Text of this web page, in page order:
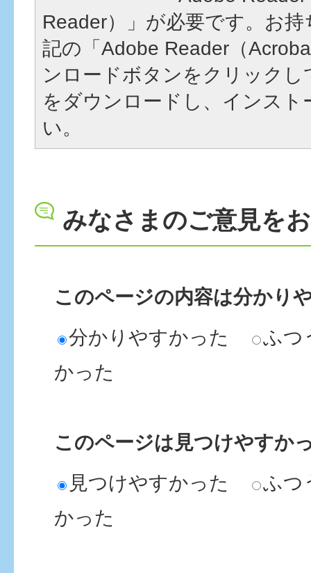
Reader）」が必要です。お
記の「Adobe Reader（
ンロードボタンをクリック
をダウンロードし、インスト
い。
みなさまのご意見を
このページの内容は分かり
分かりやすかった
ふつ
かった
このページは見つけやすか
見つけやすかった
ふつ
かった